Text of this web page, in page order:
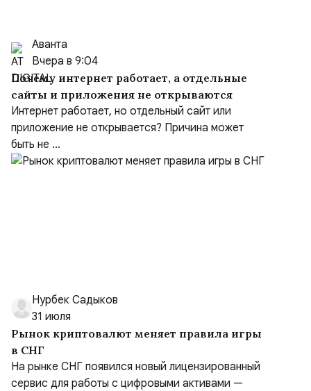
Аванта
Вчера в 9:04
Почему интернет работает, а отдельные
сайты и приложения не открываются
Интернет работает, но отдельный сайт или
приложение не открывается? Причина может
быть не ...
Нурбек Садыков
31 июля
Рынок криптовалют меняет правила игры
в СНГ
На рынке СНГ появился новый лицензированный
сервис для работы с цифровыми активами —